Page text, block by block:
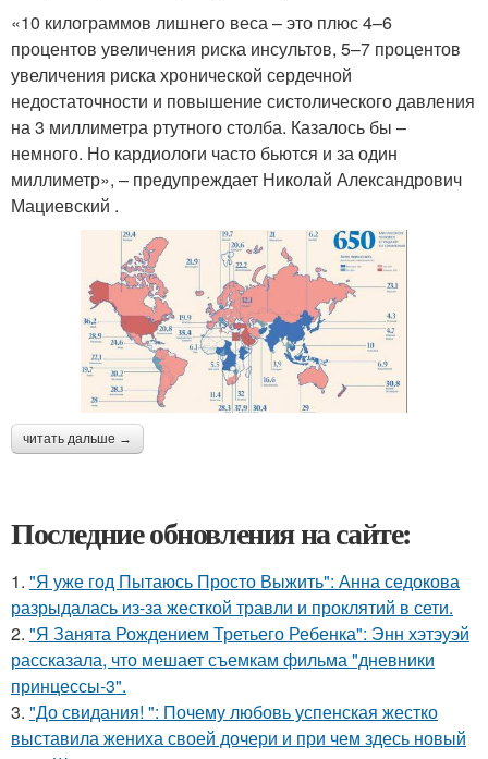
«10 килограммов лишнего веса – это плюс 4–6
процентов увеличения риска инсультов, 5–7 процентов
увеличения риска хронической сердечной
недостаточности и повышение систолического давления
на 3 миллиметра ртутного столба. Казалось бы –
немного. Но кардиологи часто бьются и за один
миллиметр», – предупреждает Николай Александрович
Мациевский .
читать дальше →
Последние обновления на сайте:
1. "Я уже год Пытаюсь Просто Выжить": Анна седокова
разрыдалась из-за жесткой травли и проклятий в сети.
2. "Я Занята Рождением Третьего Ребенка": Энн хэтэуэй
рассказала, что мешает съемкам фильма "дневники
принцессы-3".
3. "До свидания! ": Почему любовь успенская жестко
выставила жениха своей дочери и при чем здесь новый